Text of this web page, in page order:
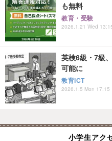
も無料
教育・受験
2026.1.21 Wed
英検6級・7級
可能に
教育ICT
2026.1.5 Mon 17:15
小学生アク